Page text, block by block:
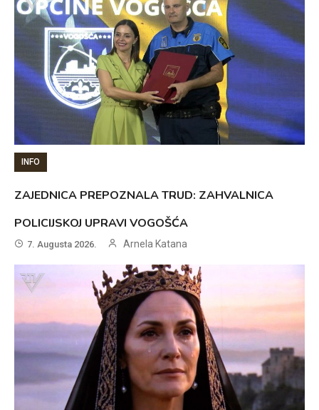
INFO
ZAJEDNICA PREPOZNALA TRUD: ZAHVALNICA
POLICIJSKOJ UPRAVI VOGOŠĆA
7. Augusta 2026. Arnela Katana